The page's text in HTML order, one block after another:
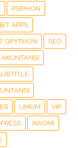
PSIPHON
APPS
QPYTHON SEO
UMUM VIP
XIAOMI